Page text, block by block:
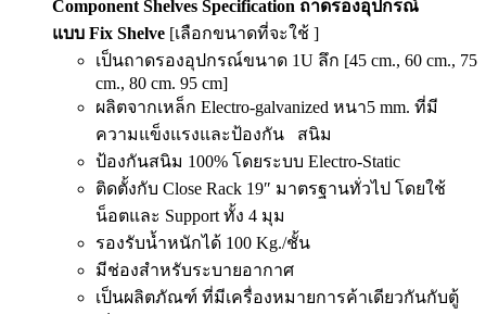
฿ 1,438.฿ 1,399.
Component Shelves Specification ถาดรองอุปกรณ์
แบบ Fix Shelve [เลือกขนาดที่จะใช้ ]
เป็นถาดรองอุปกรณ์ขนาด 1U ลึก [45 cm., 60 cm., 75
cm., 80 cm. 95 cm]
ผลิตจากเหล็ก Electro-galvanized หนา5 mm. ที่มี
ความแข็งแรงและป้องกัน สนิม
ป้องกันสนิม 100% โดยระบบ Electro-Static
ติดตั้งกับ Close Rack 19″ มาตรฐานทั่วไป โดยใช้
น็อตและ Support ทั้ง 4 มุม
รองรับน้ำหนักได้ 100 Kg./ชั้น
มีช่องสำหรับระบายอากาศ
เป็นผลิตภัณฑ์ ที่มีเครื่องหมายการค้าเดียวกันกับตู้